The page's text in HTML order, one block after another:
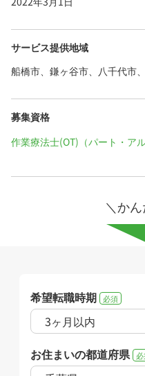
サービス提供地域
船橋市、鎌ヶ谷市、八千代市
募集資格
作業療法士(OT)（パート・アル
＼か
希望転職時期 必須
お住まいの都道府県